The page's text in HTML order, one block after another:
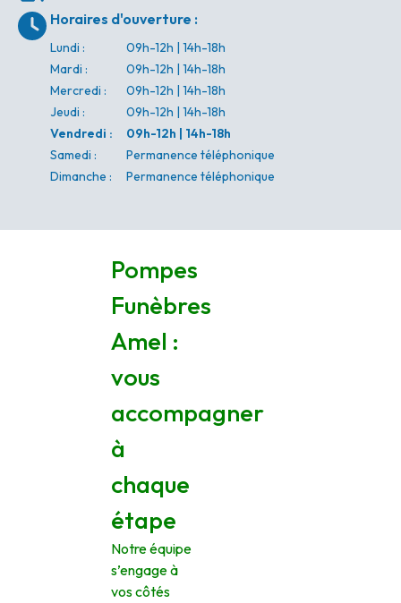
Horaires d'ouverture :
Lundi :
09h-12h | 14h-18h
Mardi :
09h-12h | 14h-18h
Mercredi :
09h-12h | 14h-18h
Jeudi :
09h-12h | 14h-18h
Vendredi :
09h-12h | 14h-18h
Samedi :
Permanence téléphonique
Dimanche : Permanence téléphonique
Pompes
Funèbres
Amel :
vous
accompagner
à
chaque
étape
Notre équipe
s’engage à
vos côtés